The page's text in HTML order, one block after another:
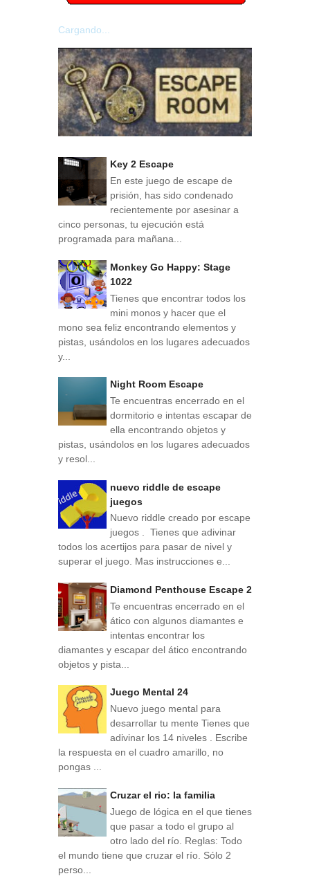
Cargando...
Key 2 Escape
En este juego de escape de
prisión, has sido condenado
recientemente por asesinar a
cinco personas, tu ejecución está
programada para mañana...
Monkey Go Happy: Stage
1022
Tienes que encontrar todos los
mini monos y hacer que el
mono sea feliz encontrando elementos y
pistas, usándolos en los lugares adecuados
y...
Night Room Escape
Te encuentras encerrado en el
dormitorio e intentas escapar de
ella encontrando objetos y
pistas, usándolos en los lugares adecuados
y resol...
nuevo riddle de escape
juegos
Nuevo riddle creado por escape
juegos . Tienes que adivinar
todos los acertijos para pasar de nivel y
superar el juego. Mas instrucciones e...
Diamond Penthouse Escape 2
Te encuentras encerrado en el
ático con algunos diamantes e
intentas encontrar los
diamantes y escapar del ático encontrando
objetos y pista...
Juego Mental 24
Nuevo juego mental para
desarrollar tu mente Tienes que
adivinar los 14 niveles . Escribe
la respuesta en el cuadro amarillo, no
pongas ...
Cruzar el rio: la familia
Juego de lógica en el que tienes
que pasar a todo el grupo al
otro lado del río. Reglas: Todo
el mundo tiene que cruzar el río. Sólo 2
perso...